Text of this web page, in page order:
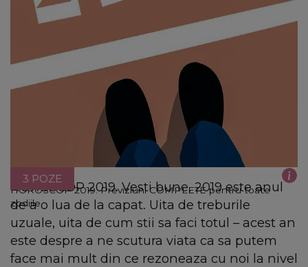
HOROSCOP 2019. Previziuni COMPLETE pentru toate
zodiile
3 POZE
HOROSCOP 2019. Vesti bune, 2019 este anul
de a o lua de la capat. Uita de treburile
uzuale, uita de cum stii sa faci totul – acest an
este despre a ne scutura viata ca sa putem
face mai mult din ce rezoneaza cu noi la nivel